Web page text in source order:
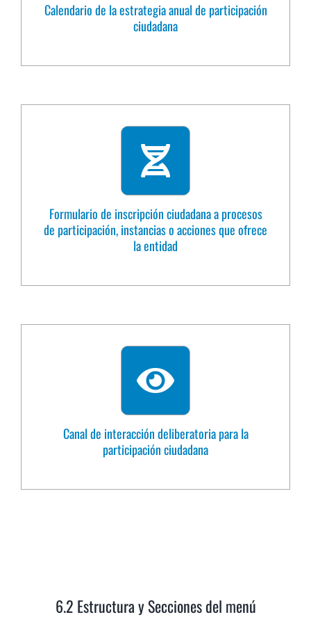
Calendario de la estrategia anual de participación
ciudadana
Formulario de inscripción ciudadana a procesos
de participación, instancias o acciones que ofrece
la entidad
Canal de interacción deliberatoria para la
participación ciudadana
6.2 Estructura y Secciones del menú